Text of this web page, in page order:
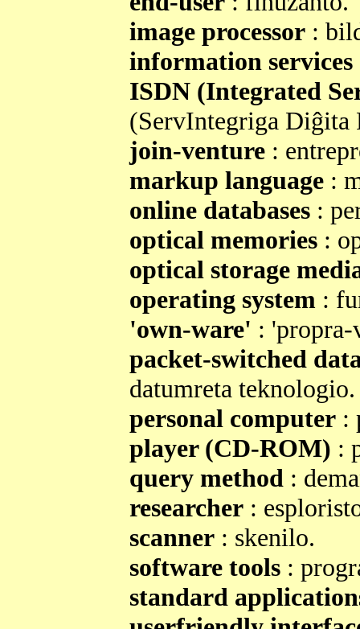
image processor :
information services
ISDN (Integrated
(ServIntegriga Diĝita
join-venture :
markup language :
online databases :
optical memories :
optical storage
operating system :
'own-ware' : 'propra-
packet-switched
datumreta teknologio.
personal computer :
player (CD-ROM) :
query method :
researcher :
scanner : skenilo.
software tools :
standard